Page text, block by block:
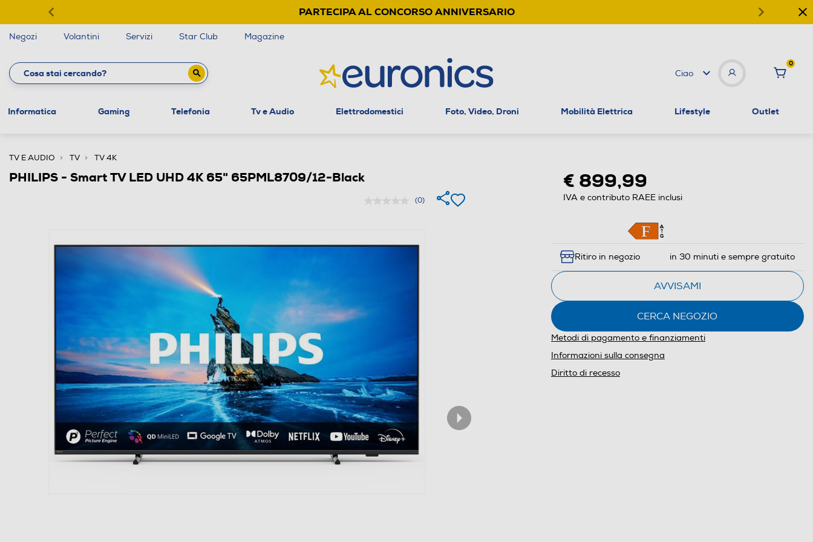
PARTECIPA AL CONCORSO ANNIVERSARIO
Negozi Volantini Servizi Star Club Magazine
Ciao
0
Informatica Gaming Telefonia Tv e Audio Elettrodomestici Foto, Video, Droni Mobilità Elettrica Lifestyle Outlet
TV E AUDIO TV TV 4K
PHILIPS - Smart TV LED UHD 4K 65" 65PML8709/12-Black
(0)
€ 899,99
IVA e contributo RAEE inclusi
Ritiro in negozio in 30 minuti e sempre gratuito
AVVISAMI
CERCA NEGOZIO
Metodi di pagamento e finanziamenti
Informazioni sulla consegna
Diritto di recesso